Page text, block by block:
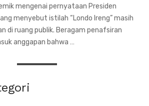
mengenai pernyataan Presiden
menyebut istilah “Londo Ireng” masih
di ruang publik. Beragam penafsiran
anggapan bahwa …